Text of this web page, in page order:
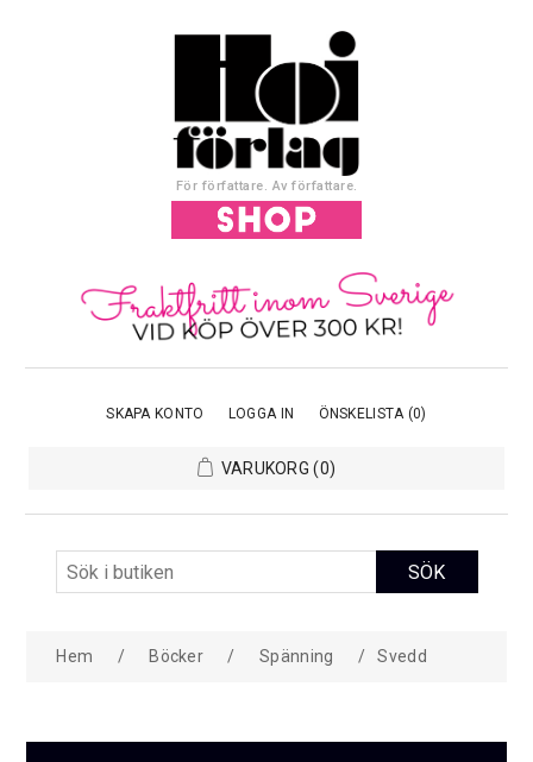
För författare. Av författare.
SKAPA KONTO LOGGA IN ÖNSKELISTA (0)
VARUKORG (0)
Hem / Böcker / Spänning / Svedd